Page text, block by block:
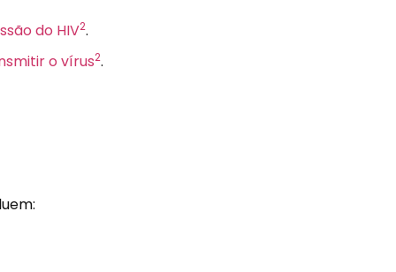
do HIV2.
o vírus2.